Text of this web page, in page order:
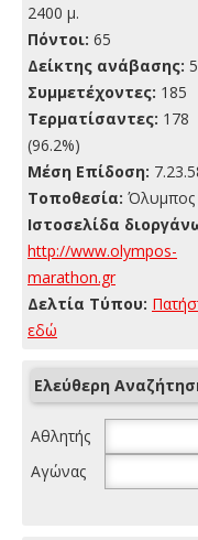
2400 μ.
Πόντοι: 65
Δείκτης ανάβασης:
Συμμετέχοντες: 185
Τερματίσαντες: 178
(96.2%)
Μέση Επίδοση:
Τοποθεσία: Όλυμπος
Ιστοσελίδα
http://www.olympos-
marathon.gr
Δελτία Τύπου:
εδώ
Ελεύθερη
Αθλητής
Αγώνας